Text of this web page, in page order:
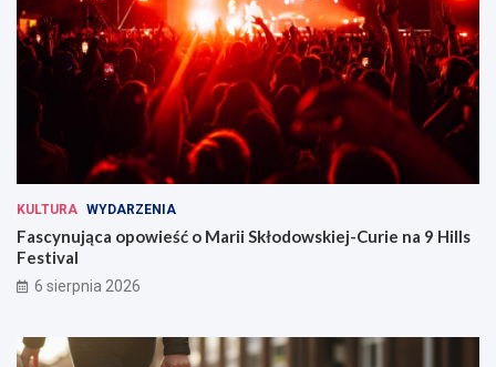
KULTURA WYDARZENIA
Fascynująca opowieść o Marii Skłodowskiej-Curie na 9 Hills
Festival
6 sierpnia 2026